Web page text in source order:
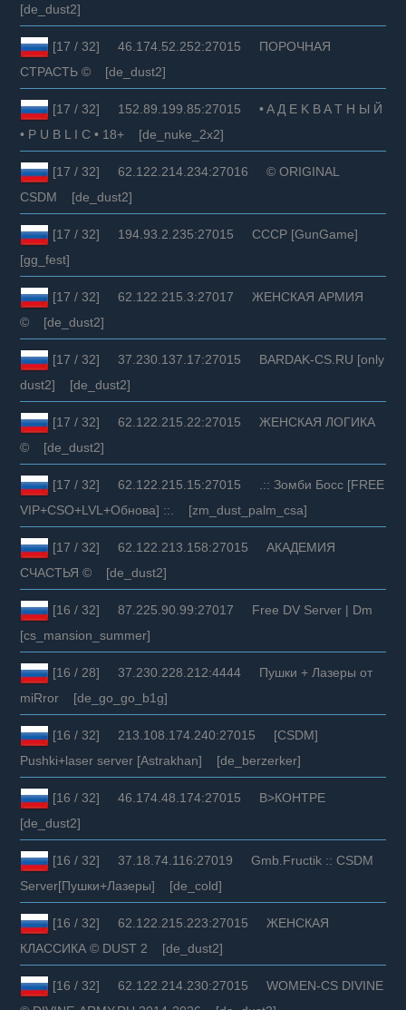
[de_dust2]
[17 / 32] 46.174.52.252:27015 ПОРОЧНАЯ
СТРАСТЬ © [de_dust2]
[17 / 32] 152.89.199.85:27015 • A Д E K B A T Н Ы Й
• P U B L I C • 18+ [de_nuke_2x2]
[17 / 32] 62.122.214.234:27016 © ORIGINAL
CSDM [de_dust2]
[17 / 32] 194.93.2.235:27015 CCCP [GunGame]
[gg_fest]
[17 / 32] 62.122.215.3:27017 ЖЕНСКАЯ АРМИЯ
© [de_dust2]
[17 / 32] 37.230.137.17:27015 BARDAK-CS.RU [only
dust2] [de_dust2]
[17 / 32] 62.122.215.22:27015 ЖЕНСКАЯ ЛОГИКА
© [de_dust2]
[17 / 32] 62.122.215.15:27015 .:: Зомби Босс [FREE
VIP+CSO+LVL+Обнова] ::. [zm_dust_palm_csa]
[17 / 32] 62.122.213.158:27015 АКАДЕМИЯ
СЧАСТЬЯ © [de_dust2]
[16 / 32] 87.225.90.99:27017 Free DV Server | Dm
[cs_mansion_summer]
[16 / 28] 37.230.228.212:4444 Пушки + Лазеры от
miRror [de_go_go_b1g]
[16 / 32] 213.108.174.240:27015 [CSDM]
Pushki+laser server [Astrakhan] [de_berzerker]
[16 / 32] 46.174.48.174:27015 В>КОНТРЕ
[de_dust2]
[16 / 32] 37.18.74.116:27019 Gmb.Fructik :: CSDM
Server[Пушки+Лазеры] [de_cold]
[16 / 32] 62.122.215.223:27015 ЖЕНСКАЯ
КЛАССИКА © DUST 2 [de_dust2]
[16 / 32] 62.122.214.230:27015 WOMEN-CS DIVINE